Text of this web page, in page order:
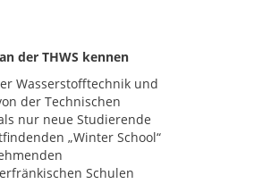
der THWS kennen
Wasserstofftechnik und
der Technischen
nur neue Studierende
„Winter School“
Schulen